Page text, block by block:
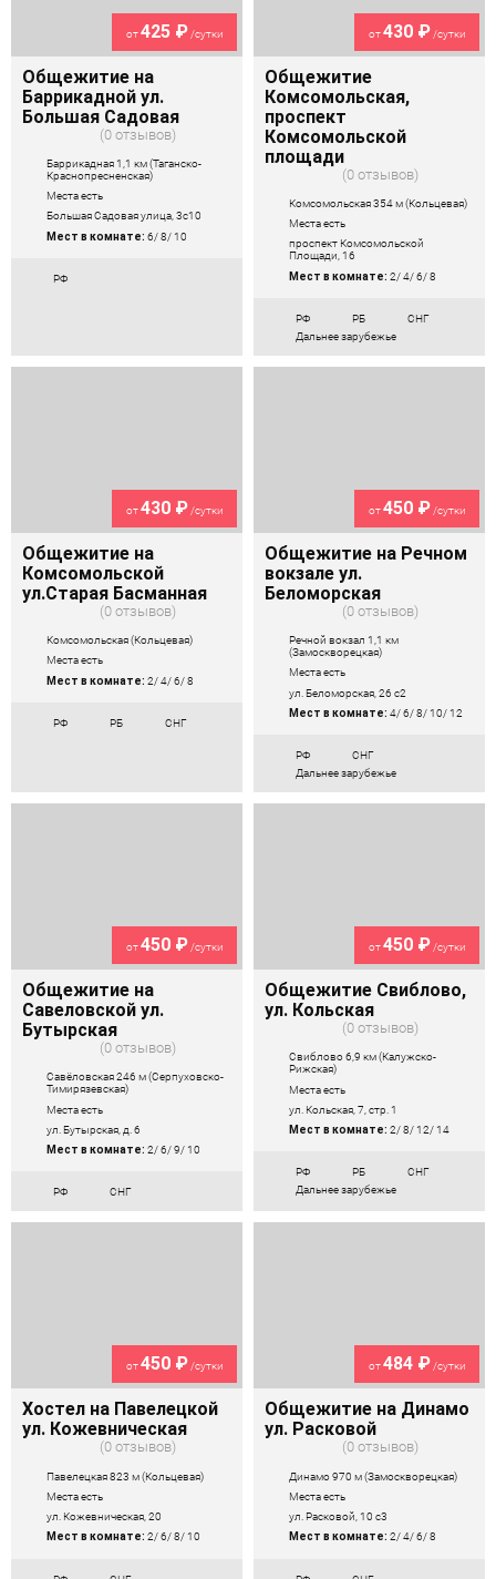
от425 ₽/сутки
Общежитие на
Баррикадной ул.
Большая Садовая
0 отзывов
Баррикадная 1,1 км (Таганско-
Краснопресненская)
Места есть
Большая Садовая улица, 3с10
Мест в комнате: 6/ 8/ 10
РФ
от430 ₽/сутки
Общежитие
Комсомольская,
проспект
Комсомольской
площади
0 отзывов
Комсомольская 354 м (Кольцевая)
Места есть
проспект Комсомольской
Площади, 16
Мест в комнате: 2/ 4/ 6/ 8
РФ РБ
СНГ
Дальнее зарубежье
от430 ₽/сутки
Общежитие на
Комсомольской
ул.Старая Басманная
0 отзывов
Комсомольская (Кольцевая)
Места есть
Мест в комнате: 2/ 4/ 6/ 8
РФ РБ СНГ
от450 ₽/сутки
Общежитие на Речном
вокзале ул.
Беломорская
0 отзывов
Речной вокзал 1,1 км
(Замоскворецкая)
Места есть
ул. Беломорская, 26 с2
Мест в комнате: 4/ 6/ 8/ 10/ 12
РФ
СНГ
Дальнее зарубежье
от450 ₽/сутки
Общежитие на
Савеловской ул.
Бутырская
0 отзывов
Савёловская 246 м (Серпуховско-
Тимирязевская)
Места есть
ул. Бутырская, д. 6
Мест в комнате: 2/ 6/ 9/ 10
РФ СНГ
от450 ₽/сутки
Общежитие Свиблово,
ул. Кольская
0 отзывов
Свиблово 6,9 км (Калужско-
Рижская)
Места есть
ул. Кольская, 7, стр. 1
Мест в комнате: 2/ 8/ 12/ 14
РФ РБ
СНГ
Дальнее зарубежье
от450 ₽ /сутки
Хостел на Павелецкой
ул. Кожевническая
0 отзывов
Павелецкая 823 м (Кольцевая)
Места есть
ул. Кожевническая, 20
Мест в комнате: 2/ 6/ 8/ 10
от484 ₽ /сутки
Общежитие на Динамо
ул. Расковой
0 отзывов
Динамо 970 м (Замоскворецкая)
Места есть
ул. Расковой, 10 с3
Мест в комнате: 2/ 4/ 6/ 8